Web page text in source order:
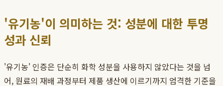
'유기농'이 의미하는 것: 성분에 대한 투명
성과 신뢰
'유기농' 인증은 단순히 화학 성분을 사용하지 않았다는 것을 넘
어, 원료의 재배 과정부터 제품 생산에 이르기까지 엄격한 기준을